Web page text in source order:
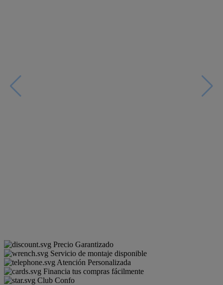
Precio Garantizado
Servicio de montaje disponible
Atención Personalizada
Financia tus compras fácilmente
Club Confo